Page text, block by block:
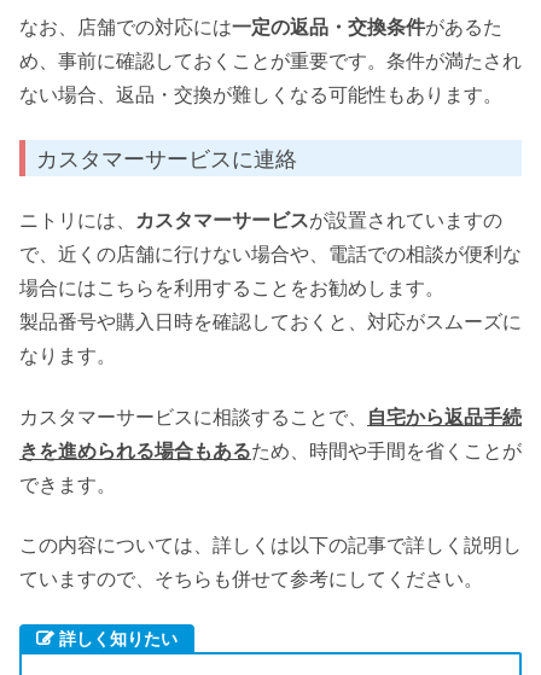
なお、店舗での対応には一定の返品・交換条件があるた
め、事前に確認しておくことが重要です。条件が満たされ
ない場合、返品・交換が難しくなる可能性もあります。
カスタマーサービスに連絡
ニトリには、 カスタマーサービスが設置されていますの
で、近くの店舗に行けない場合や、電話での相談が便利な
場合にはこちらを利用することをお勧めします。
製品番号や購入日時を確認しておくと、対応がスムーズに
なります。
カスタマーサービスに相談することで、
自宅から返品手続
きを進められる場合もあるため、時間や手間を省くことが
できます。
この内容については、詳しくは以下の記事で詳しく説明し
ていますので、そちらも併せて参考にしてください。
詳しく知りたい